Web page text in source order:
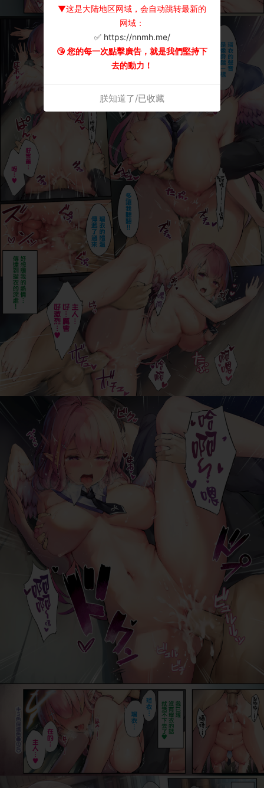
▼这是大陆地区网域，会自动跳转最新的
网域：
✅ https://nnmh.me/
😘 您的每一次點擊廣告，就是我們堅持下
去的動力！
朕知道了/已收藏